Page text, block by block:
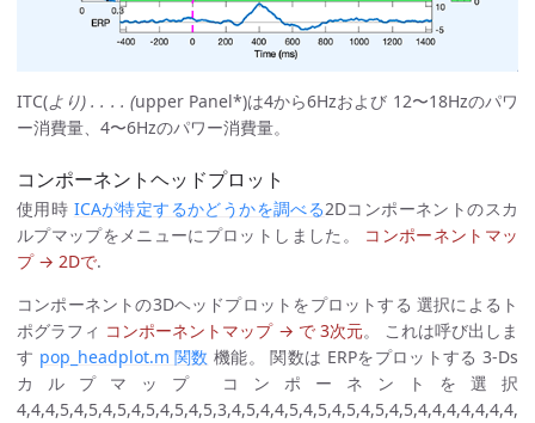
ITC(より) . . . . (upper Panel*)は4から6Hzおよび 12〜18Hzのパワ
ー消費量、4〜6Hzのパワー消費量。
コンポーネントヘッドプロット
使用時 ICAが特定するかどうかを調べる2Dコンポーネントのスカ
ルプマップをメニューにプロットしました。 コンポーネントマッ
プ → 2Dで.
コンポーネントの3Dヘッドプロットをプロットする 選択によるト
ポグラフィ コンポーネントマップ → で 3次元。 これは呼び出しま
す pop_headplot.m 関数 機能。 関数は ERPをプロットする 3-Ds
カルプマップ コンポーネントを選択
4,4,4,5,4,5,4,5,4,5,4,5,4,5,3,4,5,4,4,5,4,5,4,5,4,5,4,5,4,4,4,4,4,4,4,